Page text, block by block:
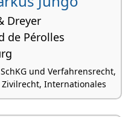
Dreyer
de Pérolles
und Verfahrensrecht,
Internationales